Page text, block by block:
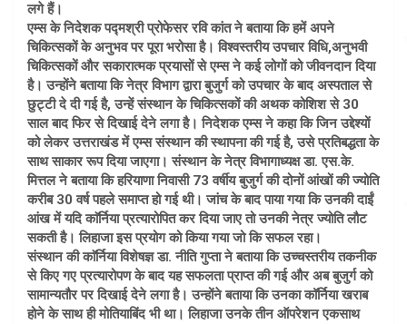
लगे हैं।
एम्स के निदेशक पद्मश्री प्रोफेसर रवि कांत ने बताया कि हमें अपने
चिकित्सकों के अनुभव पर पूरा भरोसा है। विश्वस्तरीय उपचार विधि,अनुभवी
चिकित्सकों और सकारात्मक प्रयासों से एम्स ने कई लोगों को जीवनदान दिया
है। उन्होंने बताया कि नेत्र विभाग द्वारा बुजुर्ग को उपचार के बाद अस्पताल से
छुट्टी दे दी गई है, उन्हें संस्थान के चिकित्सकों की अथक कोशिश से 30
साल बाद फिर से दिखाई देने लगा है। निदेशक एम्स ने कहा कि जिन उद्देश्यों
को लेकर उत्तराखंड में एम्स संस्थान की स्थापना की गई है, उसे प्रतिबद्धता के
साथ साकार रूप दिया जाएगा। संस्थान के नेत्र विभागाध्यक्ष डा. एस.के.
मित्तल ने बताया कि हरियाणा निवासी 73 वर्षीय बुजुर्ग की दोनों आंखों की ज्योति
करीब 30 वर्ष पहले समाप्त हो गई थी। जांच के बाद पाया गया कि उनकी दाईं
आंख में यदि काॅर्निया प्रत्यारोपित कर दिया जाए तो उनकी नेत्र ज्योति लौट
सकती है। लिहाजा इस प्रयोग को किया गया जो कि सफल रहा।
संस्थान की काॅर्निया विशेषज्ञ डा. नीति गुप्ता ने बताया कि उच्चस्तरीय तकनीक
से किए गए प्रत्यारोपण के बाद यह सफलता प्राप्त की गई और अब बुजुर्ग को
सामान्यतौर पर दिखाई देने लगा है। उन्होंने बताया कि उनका कॉर्निया खराब
होने के साथ ही मोतियाबिंद भी था। लिहाजा उनके तीन ऑपरेशन एकसाथ